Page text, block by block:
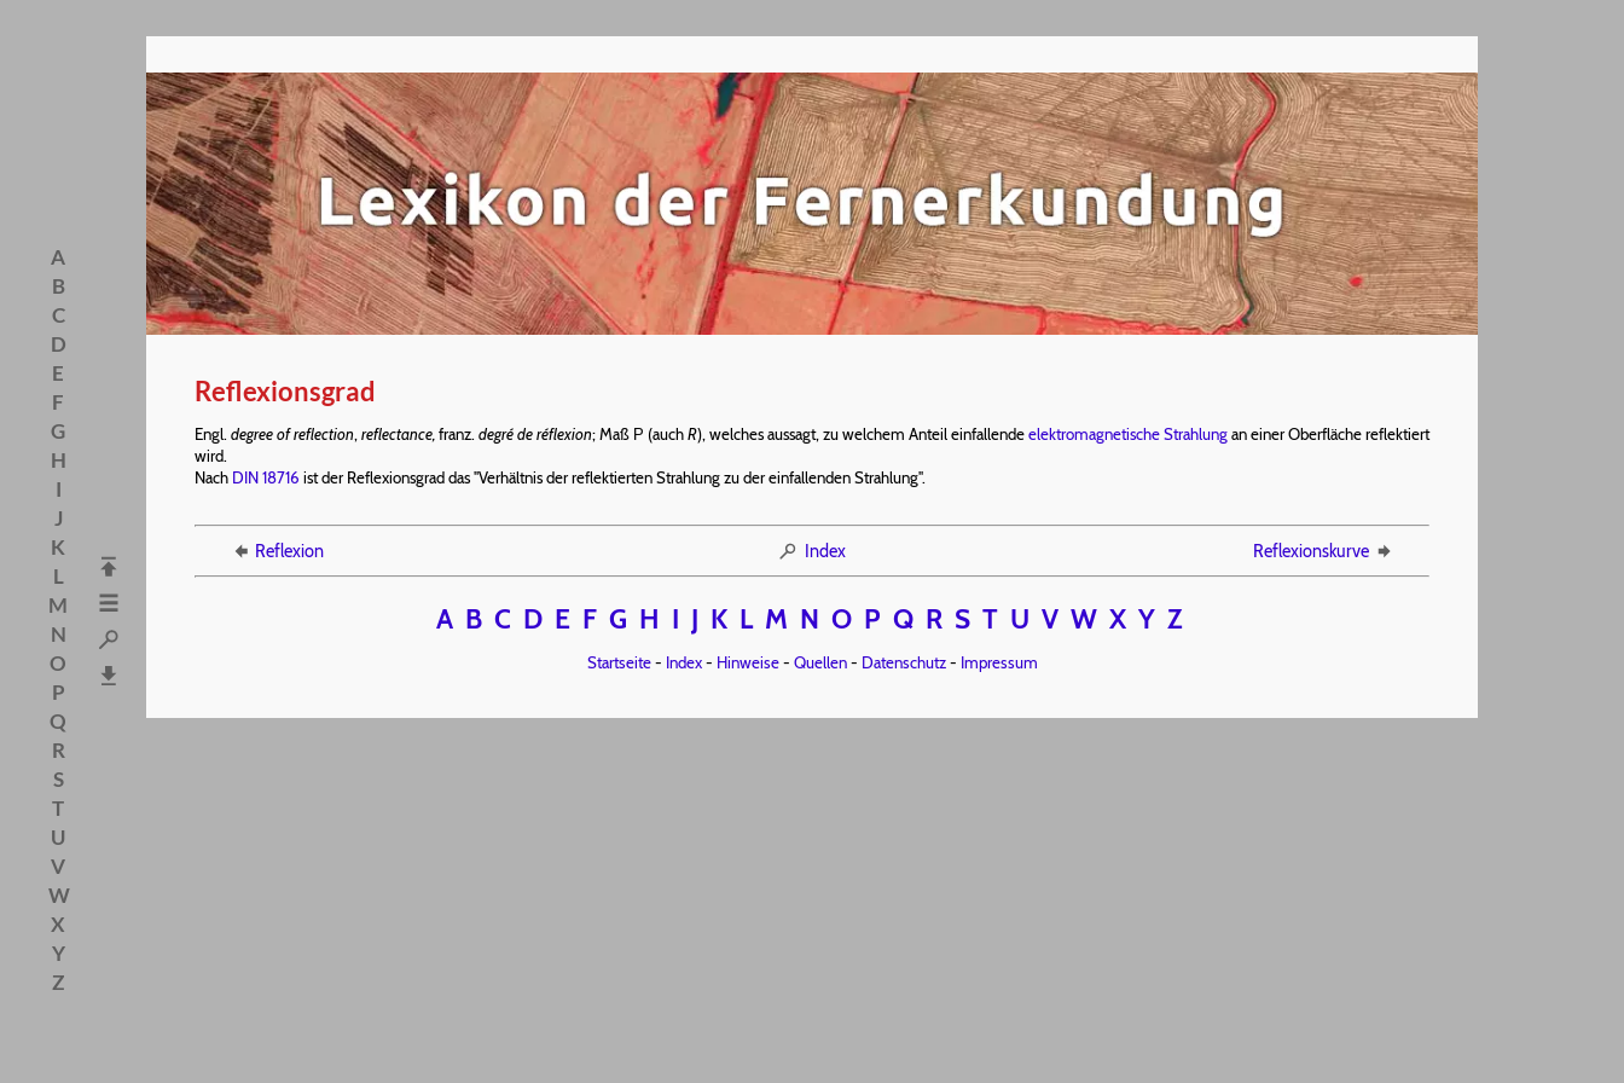
A
B
C
D
E
F
G
H
I
J
K
L
M
N
O
P
Q
R
S
T
U
V
W
X
Y
Z
Reflexionsgrad
Engl. degree of reflection, reflectance, franz. degré de réflexion; Maß Ρ (auchR), welches aussagt, zu welchem Anteil einfallendeelektromagnetische Strahlungan einer Oberfläche reflektiert
wird.
Nach DIN 18716 ist der Reflexionsgrad das "Verhältnis der reflektierten Strahlung zu der einfallenden Strahlung".
Reflexion Index Reflexionskurve
A B C D E F G H I J K L M N O P Q R S T U V W X Y Z
Startseite- Index- Hinweise- Quellen- Datenschutz- Impressum